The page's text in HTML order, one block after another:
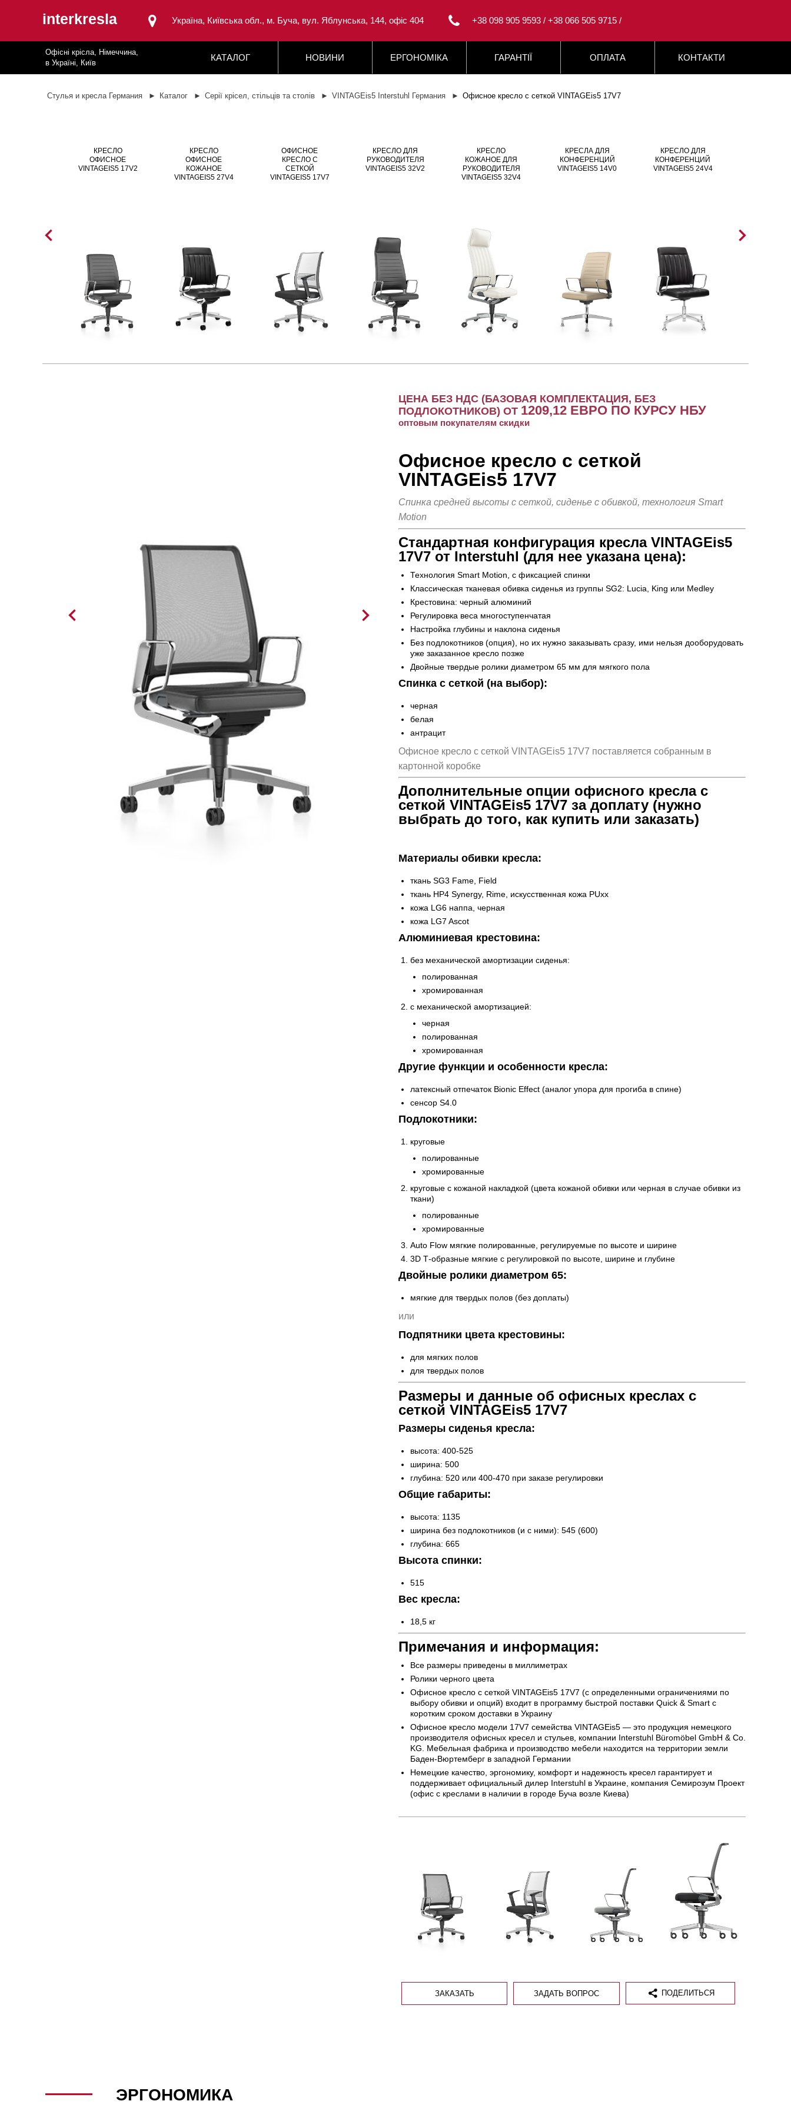
interkresla Україна, Київська обл., м. Буча, вул. Яблунська, 144, офіс 404 +38 098 905 9593 / +38 066 505 9715 /
Офісні крісла, Німеччина,
в Україні, Київ
КАТАЛОГ НОВИНИ ЕРГОНОМІКА ГАРАНТІЇ ОПЛАТА КОНТАКТИ
Стулья и кресла Германия Каталог Серії крісел, стільців та столів VINTAGEis5 Interstuhl Германия Офисное кресло с сеткой VINTAGEis5 17V7
КРЕСЛО
ОФИСНОЕ
VINTAGEIS5 17V2
КРЕСЛО
ОФИСНОЕ
КОЖАНОЕ
VINTAGEIS5 27V4
ОФИСНОЕ
КРЕСЛО С
СЕТКОЙ
VINTAGEIS5 17V7
КРЕСЛО ДЛЯ
РУКОВОДИТЕЛЯ
VINTAGEIS5 32V2
КРЕСЛО
КОЖАНОЕ ДЛЯ
РУКОВОДИТЕЛЯ
VINTAGEIS5 32V4
КРЕСЛА ДЛЯ
КОНФЕРЕНЦИЙ
VINTAGEIS5 14V0
КРЕСЛО ДЛЯ
КОНФЕРЕНЦИЙ
VINTAGEIS5 24V4
ЦЕНА БЕЗ НДС (БАЗОВАЯ КОМПЛЕКТАЦИЯ, БЕЗ
ПОДЛОКОТНИКОВ) ОТ 1209,12 ЕВРО ПО КУРСУ НБУ
оптовым покупателям скидки
Офисное кресло с сеткой
VINTAGEis5 17V7
Спинка средней высоты с сеткой, сиденье с обивкой, технология Smart
Motion
Стандартная конфигурация кресла VINTAGEis5
17V7 от Interstuhl (для нее указана цена):
Технология Smart Motion, с фиксацией спинки
Классическая тканевая обивка сиденья из группы SG2: Lucia, King или Medley
Крестовина: черный алюминий
Регулировка веса многоступенчатая
Настройка глубины и наклона сиденья
Без подлокотников (опция), но их нужно заказывать сразу, ими нельзя дооборудовать
уже заказанное кресло позже
Двойные твердые ролики диаметром 65 мм для мягкого пола
Спинка с сеткой (на выбор):
черная
белая
антрацит
Офисное кресло с сеткой VINTAGEis5 17V7 поставляется собранным в
картонной коробке
Дополнительные опции офисного кресла с
сеткой VINTAGEis5 17V7 за доплату (нужно
выбрать до того, как купить или заказать)
Материалы обивки кресла:
ткань SG3 Fame, Field
ткань HP4 Synergy, Rime, искусственная кожа PUxx
кожа LG6 наппа, черная
кожа LG7 Ascot
Алюминиевая крестовина:
без механической амортизации сиденья:
полированная
хромированная
с механической амортизацией:
черная
полированная
хромированная
Другие функции и особенности кресла:
латексный отпечаток Bionic Effect (аналог упора для прогиба в спине)
сенсор S4.0
Подлокотники:
круговые
полированные
хромированные
круговые с кожаной накладкой (цвета кожаной обивки или черная в случае обивки из
ткани)
полированные
хромированные
Auto Flow мягкие полированные, регулируемые по высоте и ширине
3D Т-образные мягкие с регулировкой по высоте, ширине и глубине
Двойные ролики диаметром 65:
мягкие для твердых полов (без доплаты)
или
Подпятники цвета крестовины:
для мягких полов
для твердых полов
Размеры и данные об офисных креслах с
сеткой VINTAGEis5 17V7
Размеры сиденья кресла:
высота: 400-525
ширина: 500
глубина: 520 или 400-470 при заказе регулировки
Общие габариты:
высота: 1135
ширина без подлокотников (и с ними): 545 (600)
глубина: 665
Высота спинки:
515
Вес кресла:
18,5 кг
Примечания и информация:
Все размеры приведены в миллиметрах
Ролики черного цвета
Офисное кресло с сеткой VINTAGEis5 17V7 (с определенными ограничениями по
выбору обивки и опций) входит в программу быстрой поставки Quick & Smart с
коротким сроком доставки в Украину
Офисное кресло модели 17V7 семейства VINTAGEis5 — это продукция немецкого
производителя офисных кресел и стульев, компании Interstuhl Büromöbel GmbH & Co.
KG. Мебельная фабрика и производство мебели находится на территории земли
Баден-Вюртемберг в западной Германии
Немецкие качество, эргономику, комфорт и надежность кресел гарантирует и
поддерживает официальный дилер Interstuhl в Украине, компания Семирозум Проект
(офис с креслами в наличии в городе Буча возле Киева)
ЗАКАЗАТЬ ЗАДАТЬ ВОПРОС ПОДЕЛИТЬСЯ
ЭРГОНОМИКА